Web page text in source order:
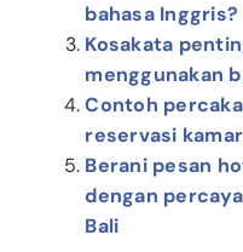
bahasa Inggris?
Kosakata
menggunakan
Contoh
reservasi
Berani pesan
dengan
Bali